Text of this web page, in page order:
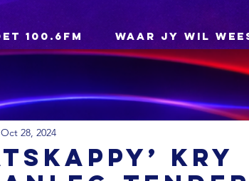
100.6FM WAAR JY WIL
kry
Oct 28, 2024